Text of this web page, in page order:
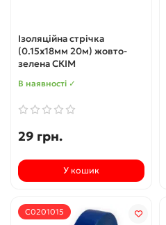
Ізоляційна стрічка
(0.15х18мм 20м) жовто-
зелена СКІМ
В наявності ✓
29 грн.
У кошик
С0201015